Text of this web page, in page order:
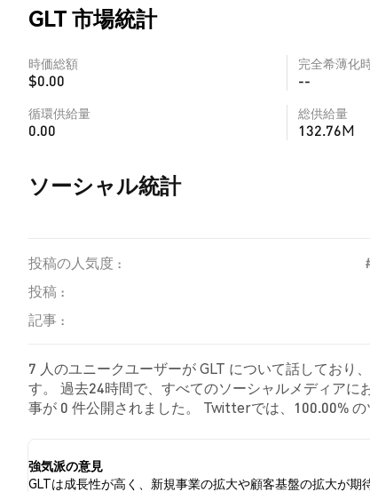
GLT 市場統計
時価総額
$0.00
完全希薄化
--
循環供給量
0.00
総供給量
132.76M
ソーシャル統計
投稿の人気度 :
投稿 :
記事 :
7 人のユニークユーザーが GLT について話しており
す。 過去24時間で、すべてのソーシャルメディアに
事が 0 件公開されました。 Twitterでは、100.00%
強気派の意見
GLTは成長性が高く、新規事業の拡大や顧客基盤の拡大が期